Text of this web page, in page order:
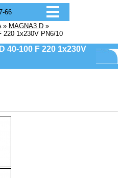
66
» MAGNA3 D »
220 1x230V PN6/10
40-100 F 220 1x230V